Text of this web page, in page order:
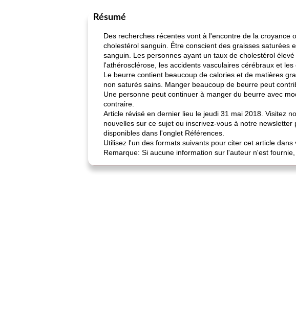
Résumé
Des recherches récentes vont à l'encontre de la
cholestérol sanguin. Être conscient des graisses saturées
sanguin. Les personnes ayant un taux de cholestérol
l'athérosclérose, les accidents vasculaires cérébraux et les
Le beurre contient beaucoup de calories et de matières
non saturés sains. Manger beaucoup de beurre peut
Une personne peut continuer à manger du beurre avec
contraire.
Article révisé en dernier lieu le jeudi 31 mai 2018. Visitez
nouvelles sur ce sujet ou inscrivez-vous à notre
disponibles dans l'onglet Références.
Utilisez l'un des formats suivants pour citer cet article
Remarque: Si aucune information sur l'auteur n'est